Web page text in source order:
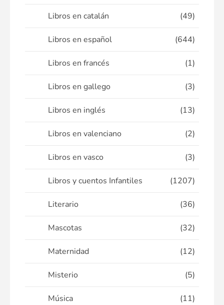
Libros en catalán (49)
Libros en español (644)
Libros en francés (1)
Libros en gallego (3)
Libros en inglés (13)
Libros en valenciano (2)
Libros en vasco (3)
Libros y cuentos Infantiles (1207)
Literario (36)
Mascotas (32)
Maternidad (12)
Misterio (5)
Música (11)